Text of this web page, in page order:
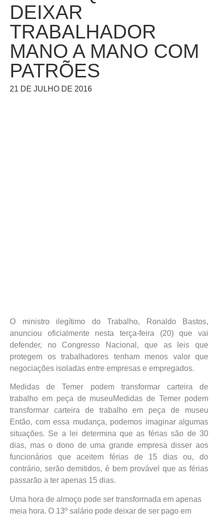
DEIXAR
TRABALHADOR
MANO A MANO COM
PATRÕES
21 DE JULHO DE 2016
O ministro ilegítimo do Trabalho, Ronaldo Bastos,
anunciou oficialmente nesta terça-feira (20) que vai
defender, no Congresso Nacional, que as leis que
protegem os trabalhadores tenham menos valor que
negociações isoladas entre empresas e empregados.
Medidas de Temer podem transformar carteira de
trabalho em peça de museuMedidas de Temer podem
transformar carteira de trabalho em peça de museu
Então, com essa mudança, podemos imaginar algumas
situações. Se a lei determina que as férias são de 30
dias, mas o dono de uma grande empresa disser aos
funcionários que aceitem férias de 15 dias ou, do
contrário, serão demitidos, é bem provável que as férias
passarão a ter apenas 15 dias.
Uma hora de almoço pode ser transformada em apenas
meia hora. O 13º salário pode deixar de ser pago em